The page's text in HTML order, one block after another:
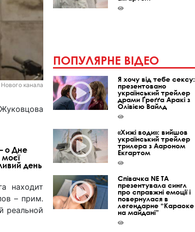
канала
о Дне
день
находит
– прим.
реальной
ПОПУЛЯРНЕ ВІДЕО
Я хочу від тебе сексу:
презентовано
український трейлер
драми Ґреґґа Аракі з
Олівією Вайлд
«Хижі води»: вийшов
український трейлер
трилера з Аароном
Екгартом
Співачка NE TA
презентувала сингл
про справжні емоції і
повернулася в
легендарне “Караоке
на майдані”